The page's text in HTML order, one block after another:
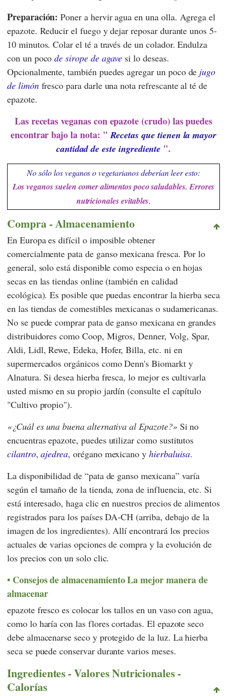
Preparación: Poner a hervir agua en una olla. Agrega el
epazote. Reducir el fuego y dejar reposar durante unos 5-
10 minutos. Colar el té a través de un colador. Endulza
con un pocode sirope de agave si lo deseas.
Opcionalmente, también puedes agregar un poco de jugo
de limónfresco para darle una nota refrescante al té de
epazote.
Las recetas veganas con epazote (crudo) las puedes
encontrar bajo la nota: "Recetas que tienen la mayor
cantidad de este ingrediente ".
No sólo los veganos o vegetarianos deberían leer esto:
Los veganos suelen comer alimentos poco saludables. Errores
nutricionales evitables.
Compra - Almacenamiento
En Europa es difícil o imposible obtener
comercialmente pata de ganso mexicana fresca. Por lo
general, solo está disponible como especia o en hojas
secas en las tiendas online (también en calidad
ecológica). Es posible que puedas encontrar la hierba seca
en las tiendas de comestibles mexicanas o sudamericanas.
No se puede comprar pata de ganso mexicana en grandes
distribuidores como Coop, Migros,Denner, Volg, Spar,
Aldi, Lidl,Rewe,Edeka, Hofer,Billa, etc. ni en
supermercados orgánicos comoDenn's Biomarkty
Alnatura. Si desea hierba fresca, lo mejor es cultivarla
usted mismo en su propio jardín (consulte el capítulo
"Cultivo propio").
¿Cuál es una buena alternativa al Epazote? Si no
encuentras epazote, puedes utilizar como sustitutos
cilantro,ajedrea, orégano mexicano y hierbaluisa.
La disponibilidad de “pata de ganso mexicana” varía
según el tamaño de la tienda, zona de influencia, etc. Si
está interesado, haga clic en nuestros precios de alimentos
registrados para los países DA-CH (arriba, debajo de la
imagen de los ingredientes). Allí encontrará los precios
actuales de varias opciones de compra y la evolución de
los precios con un solo clic.
Consejos de almacenamiento La mejor manera de
almacenar
epazote fresco es colocar los tallos en un vaso con agua,
como lo haría con las flores cortadas. El epazote seco
debe almacenarse seco y protegido de la luz. La hierba
seca se puede conservar durante varios meses.
Ingredientes - Valores Nutricionales -
Calorías